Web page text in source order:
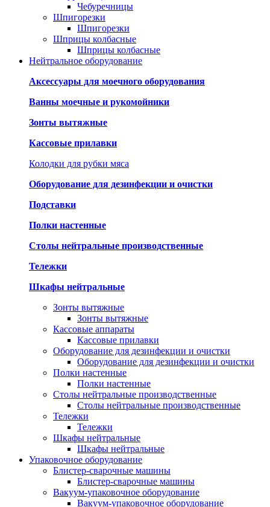
Чебуречницы
Шпигорезки
Шпигорезки
Шприцы колбасные
Шприцы колбасные
Нейтральное оборудование
Аксессуары для моечного оборудования
Ванны моечные и рукомойники
Зонты вытяжные
Кассовые прилавки
Колодки для рубки мяса
Оборудование для дезинфекции и очистки
Подставки
Полки настенные
Столы нейтральные производственные
Тележки
Шкафы нейтральные
Зонты вытяжные
Зонты вытяжные
Кассовые аппараты
Кассовые прилавки
Оборудование для дезинфекции и очистки
Оборудование для дезинфекции и очистки
Полки настенные
Полки настенные
Столы нейтральные производственные
Столы нейтральные производственные
Тележки
Тележки
Шкафы нейтральные
Шкафы нейтральные
Упаковочное оборудование
Блистер-сварочные машины
Блистер-сварочные машины
Вакуум-упаковочное оборудование
Вакуум-упаковочное оборудование